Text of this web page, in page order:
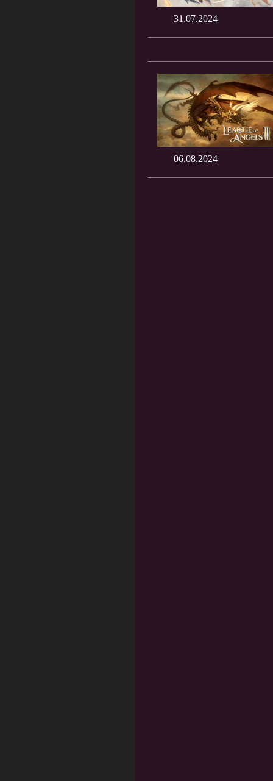
31.07.2024
06.08.2024